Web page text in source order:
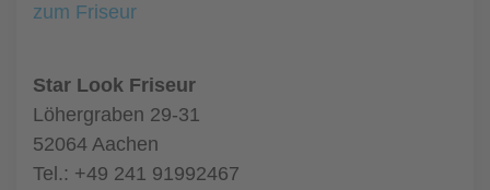
zum Friseur
Star Look Friseur
Löhergraben 29-31
52064 Aachen
Tel.: +49 241 91992467